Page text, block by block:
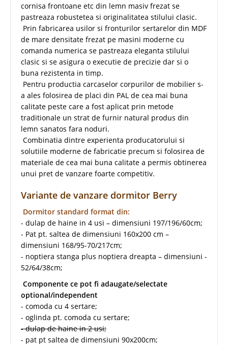
cornisa frontoane etc din lemn masiv frezat se
pastreaza robustetea si originalitatea stilului clasic.
Prin fabricarea usilor si fronturilor sertarelor din MDF
de mare densitate frezat pe masini moderne cu
comanda numerica se pastreaza eleganta stilului
clasic si se asigura o executie de precizie dar si o
buna rezistenta in timp.
Pentru productia carcaselor corpurilor de mobilier s-
a ales folosirea de placi din PAL de cea mai buna
calitate peste care a fost aplicat prin metode
traditionale un strat de furnir natural produs din
lemn sanatos fara noduri.
Combinatia dintre experienta producatorului si
solutiile moderne de fabricatie precum si folosirea de
materiale de cea mai buna calitate a permis obtinerea
unui pret de vanzare foarte competitiv.
Variante de vanzare dormitor Berry
Dormitor standard format din:
- dulap de haine in 4 usi – dimensiuni 197/196/60cm;
- Pat pt. saltea de dimensiuni 160x200 cm –
dimensiuni 168/95-70/217cm;
- noptiera stanga plus noptiera dreapta – dimensiuni -
52/64/38cm;
Componente ce pot fi adaugate/selectate
optional/independent
- comoda cu 4 sertare;
- oglinda pt. comoda cu sertare;
- dulap de haine in 2 usi;
- pat pt saltea de dimensiuni 90x200cm;